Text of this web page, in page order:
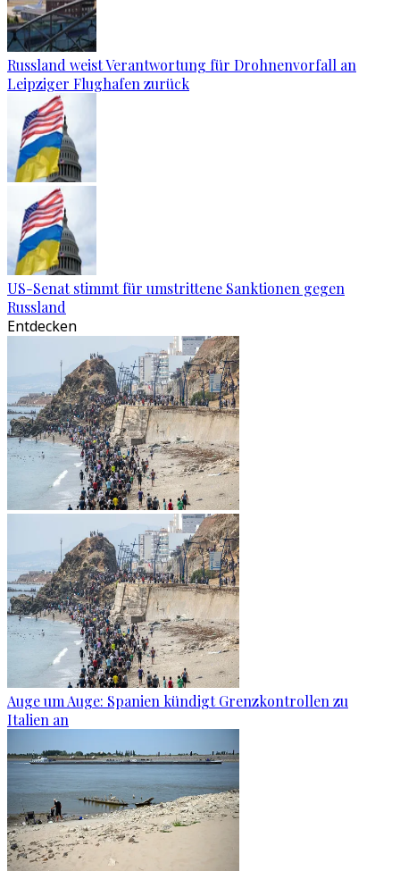
Russland weist Verantwortung für Drohnenvorfall an
Leipziger Flughafen zurück
US-Senat stimmt für umstrittene Sanktionen gegen
Russland
Entdecken
Auge um Auge: Spanien kündigt Grenzkontrollen zu
Italien an